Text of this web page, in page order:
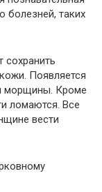
болезней, таких
сохранить
Появляется
морщины. Кроме
ломаются. Все
вести